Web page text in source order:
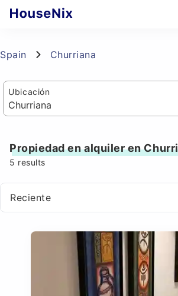
Spain Churriana
Ubicación
Propiedad en alquiler en
5 results
Reciente